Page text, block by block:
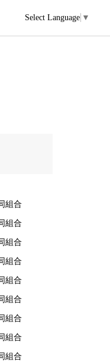
Select Language ▼
組合
組合
組合
組合
組合
組合
組合
組合
組合